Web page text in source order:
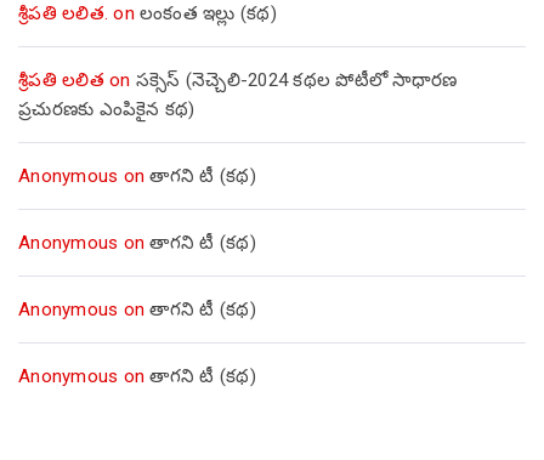
శ్రీపతి లలిత. on లంకంత ఇల్లు (కథ)
శ్రీపతి లలిత on సక్సెస్ (నెచ్చెలి-2024 కథల పోటీలో సాధారణ
ప్రచురణకు ఎంపికైన కథ)
Anonymous onతాగని టీ (కథ)
Anonymous onతాగని టీ (కథ)
Anonymous onతాగని టీ (కథ)
Anonymous onతాగని టీ (కథ)